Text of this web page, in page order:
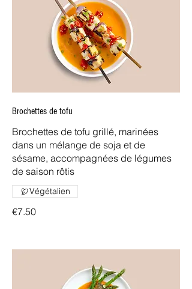
Brochettes de tofu
Brochettes de tofu grillé, marinées
dans un mélange de soja et de
sésame, accompagnées de légumes
de saison rôtis
€7.50
Végétalien